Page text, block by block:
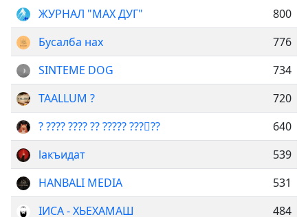
ЖУРНАЛ "МАХ ДУГ"
800
Бусалба нах
776
SINTEME DOG
734
TAALLUM ?
720
? ???? ???? ?? ????? ?️‍??️‍⚧️??
640
lакъидат
539
HANBALI MEDIA
531
IИСА - ХЬЕХАМАШ
484